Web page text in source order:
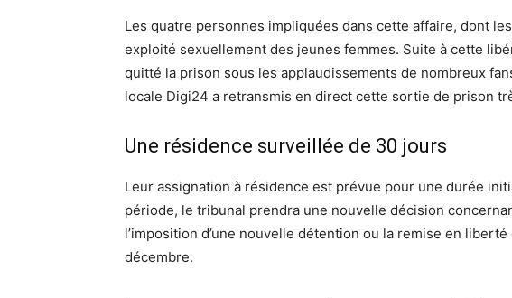
Les quatre personnes impliquées dans cette affaire, dont
exploité sexuellement des jeunes femmes. Suite à cette
quitté la prison sous les applaudissements de nombreux
locale Digi24 a retransmis en direct cette sortie de prison
Une résidence surveillée de 30 jours
Leur assignation à résidence est prévue pour une durée
période, le tribunal prendra une nouvelle décision
l’imposition d’une nouvelle détention ou la remise en
décembre.